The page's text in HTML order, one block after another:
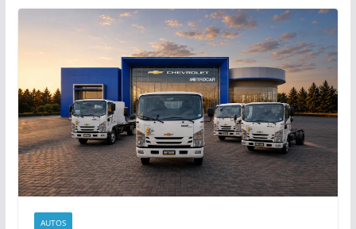
AUTOS